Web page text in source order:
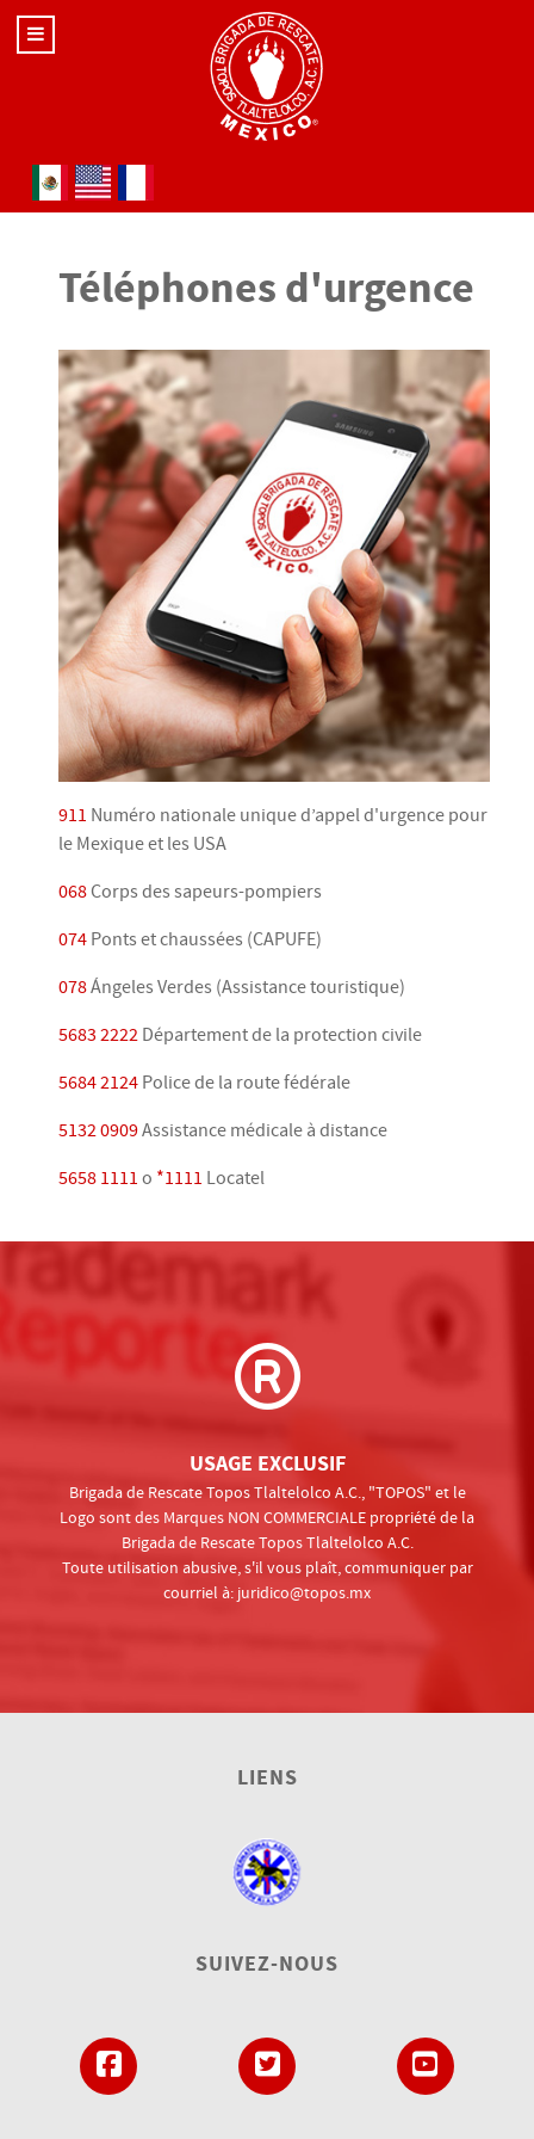
Sélectionnez votre langue
Téléphones d'urgence
911 Numéro nationale unique d’appel d'urgence pour
le Mexique et les USA
068 Corps des sapeurs-pompiers
074 Ponts et chaussées (CAPUFE)
078Ángeles Verdes (Assistance touristique)
5683 2222 Département de la protection civile
5684 2124 Police de la route fédérale
5132 0909Assistance médicale à distance
5658 1111 o *1111 Locatel
USAGE EXCLUSIF
Brigada de Rescate Topos Tlaltelolco A.C., "TOPOS" et le
Logo sont des Marques NON COMMERCIALE propriété de la
Brigada de Rescate Topos Tlaltelolco A.C.
Toute utilisation abusive, s'il vous plaît, communiquer par
courriel à: juridico@topos.mx
LIENS
SUIVEZ-NOUS